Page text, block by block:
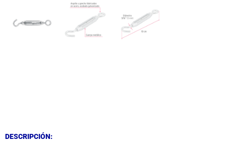
DESCRIPCIÓN: